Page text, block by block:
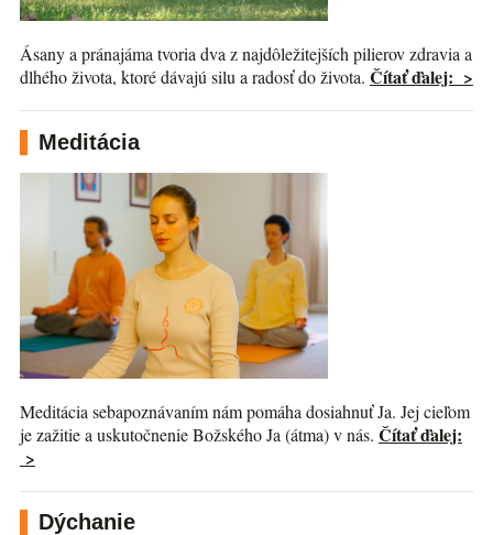
Ásany a pránajáma tvoria dva z najdôležitejších pilierov zdravia a
dlhého života, ktoré dávajú silu a radosť do života. Čítať ďalej: >
Meditácia
Meditácia sebapoznávaním nám pomáha dosiahnuť Ja. Jej cieľom
je zažitie a uskutočnenie Božského Ja (átma) v nás. Čítať ďalej:
>
Dýchanie